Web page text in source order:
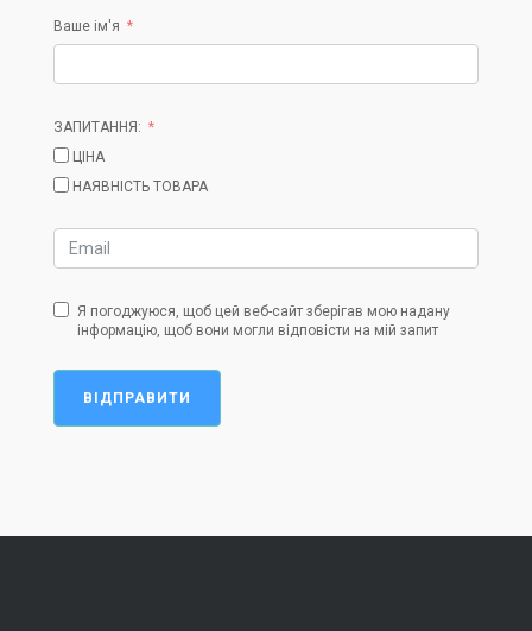
Ваше ім'я
ЗАПИТАННЯ:
ЦІНА
НАЯВНІСТЬ ТОВАРА
Я погоджуюся, щоб цей веб-сайт зберігав мою надану
інформацію, щоб вони могли відповісти на мій запит
ВІДПРАВИТИ